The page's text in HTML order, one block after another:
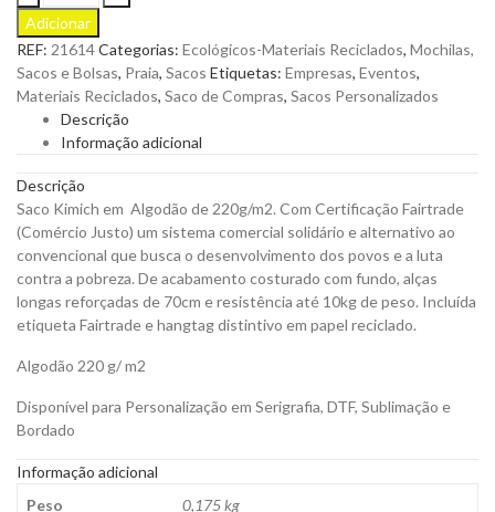
Kimich
em
Algodão
de
220g.
com
Certificação
para
Personalizar
quantity
Adicionar
REF: 21614Categorias: Ecológicos-Materiais Reciclados, Mochilas,
Sacos e Bolsas, Praia, Sacos Etiquetas: Empresas, Eventos,
Materiais Reciclados, Saco de Compras, Sacos Personalizados
Descrição
Informação adicional
Descrição
Saco Kimich em Algodão de 220g/m2. Com Certificação Fairtrade
(Comércio Justo) um sistema comercial solidário e alternativo ao
convencional que busca o desenvolvimento dos povos e a luta
contra a pobreza. De acabamento costurado com fundo, alças
longas reforçadas de 70cm e resistência até 10kg de peso. Incluída
etiqueta Fairtrade e hangtag distintivo em papel reciclado.
Algodão 220 g/ m2
Disponível para Personalização em Serigrafia, DTF, Sublimação e
Bordado
Informação adicional
Peso
0,175 kg